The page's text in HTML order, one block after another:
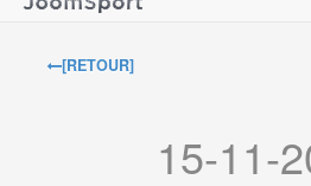
[RETOUR]
15-11-